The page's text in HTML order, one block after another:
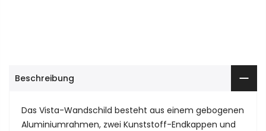
Beschreibung
Das Vista-Wandschild besteht aus einem gebogenen
Aluminiumrahmen, zwei Kunststoff-Endkappen und